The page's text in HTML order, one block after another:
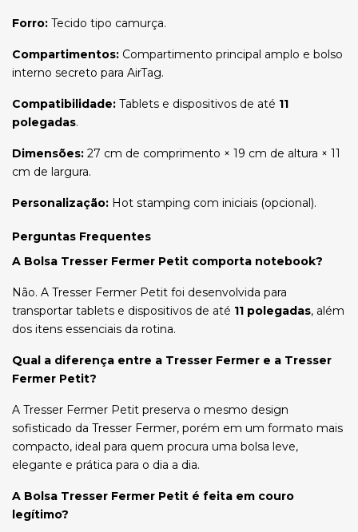
Forro: Tecido tipo camurça.
Compartimentos: Compartimento principal amplo e bolso
interno secreto para AirTag.
Compatibilidade: Tablets e dispositivos de até 11
polegadas.
Dimensões: 27 cm de comprimento × 19 cm de altura × 11
cm de largura.
Personalização: Hot stamping com iniciais (opcional).
Perguntas Frequentes
A Bolsa Tresser Fermer Petit comporta notebook?
Não. A Tresser Fermer Petit foi desenvolvida para
transportar tablets e dispositivos de até 11 polegadas, além
dos itens essenciais da rotina.
Qual a diferença entre a Tresser Fermer e a Tresser
Fermer Petit?
A Tresser Fermer Petit preserva o mesmo design
sofisticado da Tresser Fermer, porém em um formato mais
compacto, ideal para quem procura uma bolsa leve,
elegante e prática para o dia a dia.
A Bolsa Tresser Fermer Petit é feita em couro
legítimo?